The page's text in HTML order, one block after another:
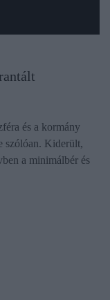
és a kormány
szólóan. Kiderült,
a minimálbér és